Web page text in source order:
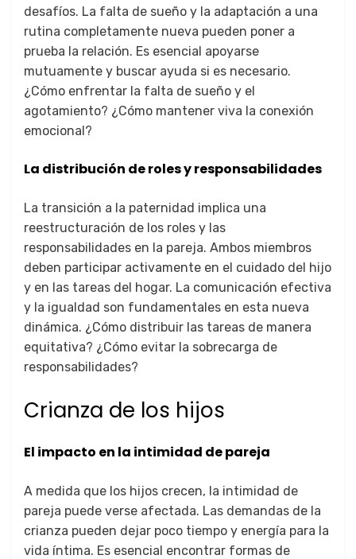
desafíos. La falta de sueño y la adaptación a una
rutina completamente nueva pueden poner a
prueba la relación. Es esencial apoyarse
mutuamente y buscar ayuda si es necesario.
¿Cómo enfrentar la falta de sueño y el
agotamiento? ¿Cómo mantener viva la conexión
emocional?
La distribución de roles y responsabilidades
La transición a la paternidad implica una
reestructuración de los roles y las
responsabilidades en la pareja. Ambos miembros
deben participar activamente en el cuidado del hijo
y en las tareas del hogar. La comunicación efectiva
y la igualdad son fundamentales en esta nueva
dinámica. ¿Cómo distribuir las tareas de manera
equitativa? ¿Cómo evitar la sobrecarga de
responsabilidades?
Crianza de los hijos
El impacto en la intimidad de pareja
A medida que los hijos crecen, la intimidad de
pareja puede verse afectada. Las demandas de la
crianza pueden dejar poco tiempo y energía para la
vida íntima. Es esencial encontrar formas de